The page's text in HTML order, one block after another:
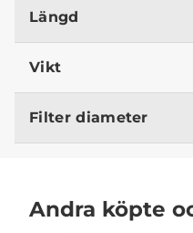
Längd
Vikt
Filter diameter
Andra köpte